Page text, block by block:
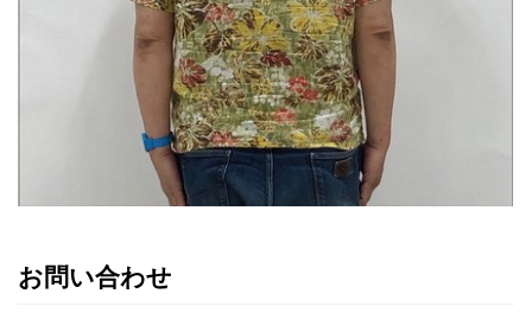
お問い合わせ